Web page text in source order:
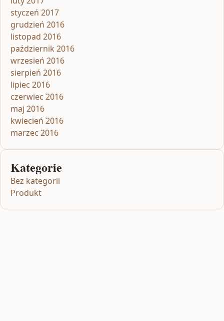
styczeń 2017
grudzień 2016
listopad 2016
październik 2016
wrzesień 2016
sierpień 2016
lipiec 2016
czerwiec 2016
maj 2016
kwiecień 2016
marzec 2016
Kategorie
Bez kategorii
Produkt